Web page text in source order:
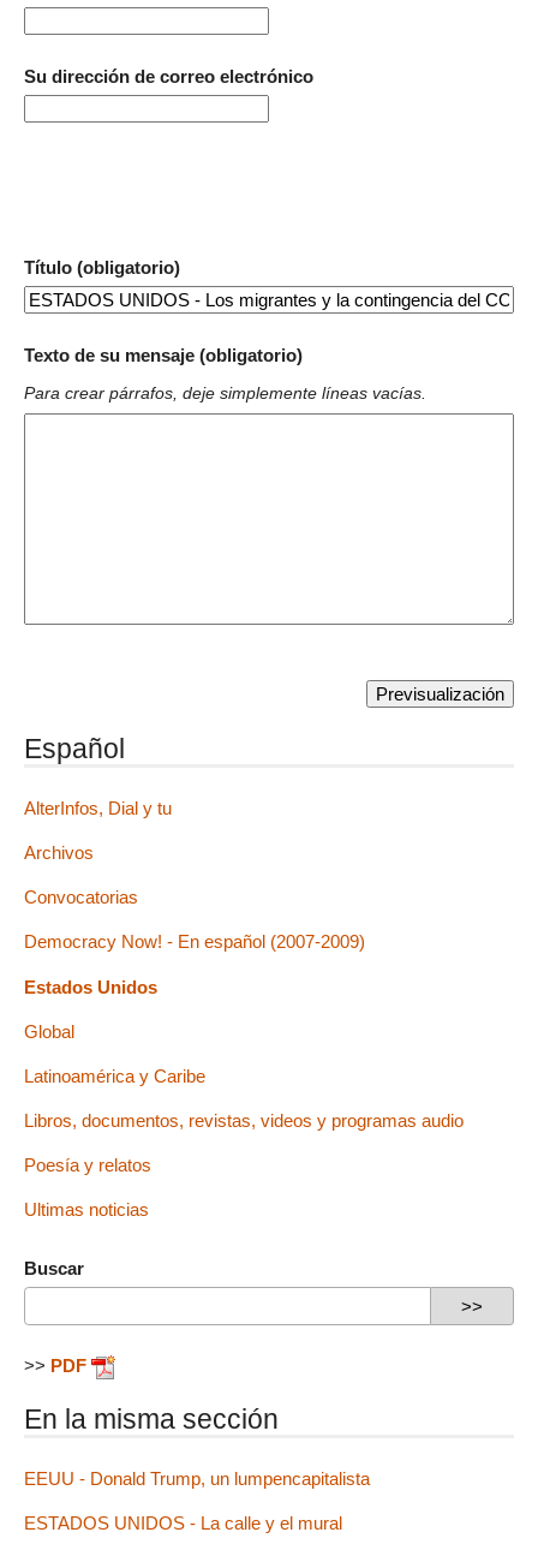
Su dirección de correo electrónico
Título (obligatorio)
Texto de su mensaje (obligatorio)
Para crear párrafos, deje simplemente líneas vacías.
Español
AlterInfos, Dial y tu
Archivos
Convocatorias
Democracy Now! - En español (2007-2009)
Estados Unidos
Global
Latinoamérica y Caribe
Libros, documentos, revistas, videos y programas audio
Poesía y relatos
Ultimas noticias
Buscar
>> PDF
En la misma sección
EEUU - Donald Trump, un lumpencapitalista
ESTADOS UNIDOS - La calle y el mural